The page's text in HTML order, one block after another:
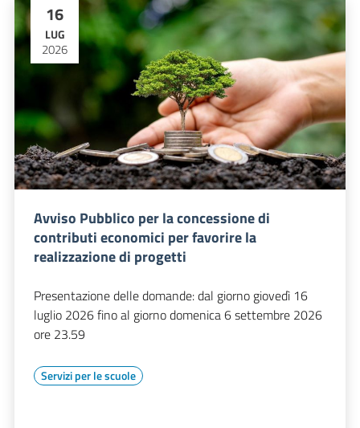
16
LUG
2026
Avviso Pubblico per la concessione di
contributi economici per favorire la
realizzazione di progetti
Presentazione delle domande: dal giorno giovedì 16
luglio 2026 fino al giorno domenica 6 settembre 2026
ore 23.59
Servizi per le scuole